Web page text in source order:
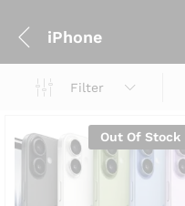
iPhone
Filter
Out Of Stock